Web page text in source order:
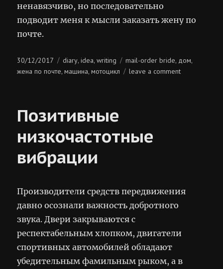
ненавязчиво, но последовательно
подводит меня к мысли заказать жену по
почте.
Posted
on
30/12/2017 Categories
diary,idea,writing Tags
mail-order bride, дом,
жена по почте,машина,мотоцикл leave a commenton
Позитивные
низкочастотные
вибрации
Производители средств передвижения
давно осознали важность добротного
звука. Двери закрываются с
респектабельным хлопком, двигатели
спортивных автомобилей обладают
убедительным фамильным рыком, а в